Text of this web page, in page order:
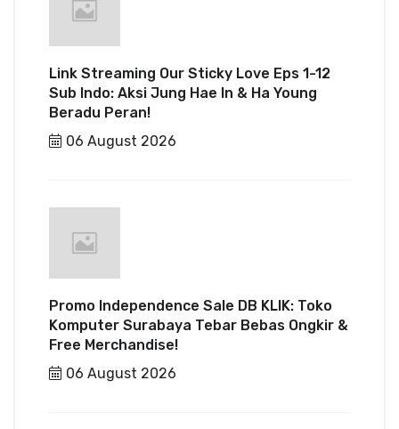
Link Streaming Our Sticky Love Eps 1-12
Sub Indo: Aksi Jung Hae In & Ha Young
Beradu Peran!
06 August 2026
Promo Independence Sale DB KLIK: Toko
Komputer Surabaya Tebar Bebas Ongkir &
Free Merchandise!
06 August 2026